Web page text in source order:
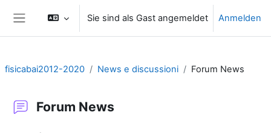
Website-Übersicht
Sie sind als Gast angemeldet Anmelden
fisicabai2012-2020 News e discussioni Forum News
Forum News